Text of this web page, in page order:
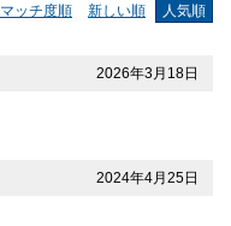
マッチ度順 新しい順
人気順
2026年3月18日
2024年4月25日